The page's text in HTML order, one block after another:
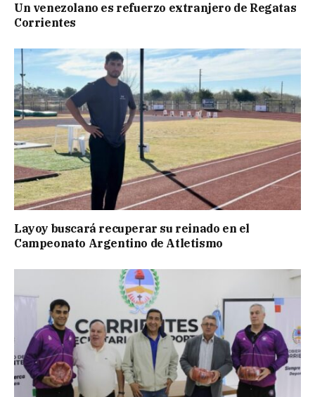
Un venezolano es refuerzo extranjero de Regatas
Corrientes
Layoy buscará recuperar su reinado en el
Campeonato Argentino de Atletismo